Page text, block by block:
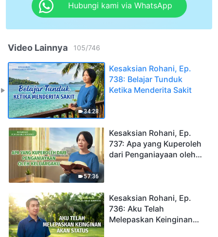
Hubungi kami via WhatsApp
Video Lainnya 105/746
34:28
Kesaksian Rohani, Ep.
738: Belajar Tunduk
Ketika Menderita Sakit
57:36
Kesaksian Rohani, Ep.
737: Apa yang Kuperoleh
dari Penganiayaan oleh
Kesaksian Rohani, Ep.
736: Aku Telah
Melepaskan Keinginan